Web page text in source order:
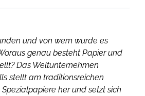
und von wem wurde es
genau besteht Papier und
Das Weltunternehmen
stellt am traditionsreichen
her und setzt sich